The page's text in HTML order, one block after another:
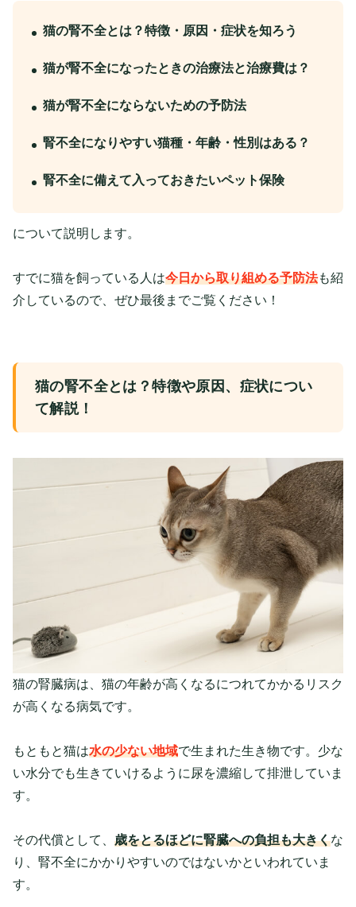
猫の腎不全とは？特徴・原因・症状を知ろう
猫が腎不全になったときの治療法と治療費は？
猫が腎不全にならないための予防法
腎不全になりやすい猫種・年齢・性別はある？
腎不全に備えて入っておきたいペット保険
について説明します。
すでに猫を飼っている人は今日から取り組める予防法も紹
介しているので、ぜひ最後までご覧ください！
猫の腎不全とは？特徴や原因、症状につい
て解説！
猫の腎臓病は、猫の年齢が高くなるにつれてかかるリスク
が高くなる病気です。
もともと猫は水の少ない地域で生まれた生き物です。少な
い水分でも生きていけるように尿を濃縮して排泄していま
す。
その代償として、 歳をとるほどに腎臓への負担も大きくな
り、腎不全にかかりやすいのではないかといわれていま
す。